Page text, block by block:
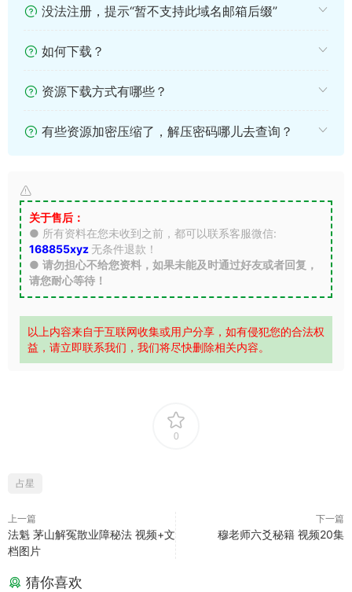
没法注册，提示“暂不支持此域名邮箱后缀”
如何下载？
资源下载方式有哪些？
有些资源加密压缩了，解压密码哪儿去查询？
关于售后：
● 所有资料在您未收到之前，都可以联系客服微信:
168855xyz 无条件退款！
● 请勿担心不给您资料，如果未能及时通过好友或者回复，
请您耐心等待！
以上内容来自于互联网收集或用户分享，如有侵犯您的合法权
益，请立即联系我们，我们将尽快删除相关内容。
0
占星
上一篇
法魁 茅山解冤散业障秘法 视频+文
档图片
下一篇
穆老师六爻秘籍 视频20集
猜你喜欢